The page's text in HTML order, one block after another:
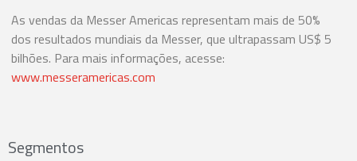
As vendas da Messer Americas representam mais de 50%
dos resultados mundiais da Messer, que ultrapassam US$ 5
bilhões. Para mais informações, acesse:
www.messeramericas.com
Segmentos